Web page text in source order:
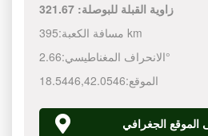
زاوية القبلة للبوصلة: 321.67
مسافة الكعبة: 395 km
الانحراف المغناطيسي:2.66°
الموقع:
18.5446,42.0546
الموقع الجغرافي